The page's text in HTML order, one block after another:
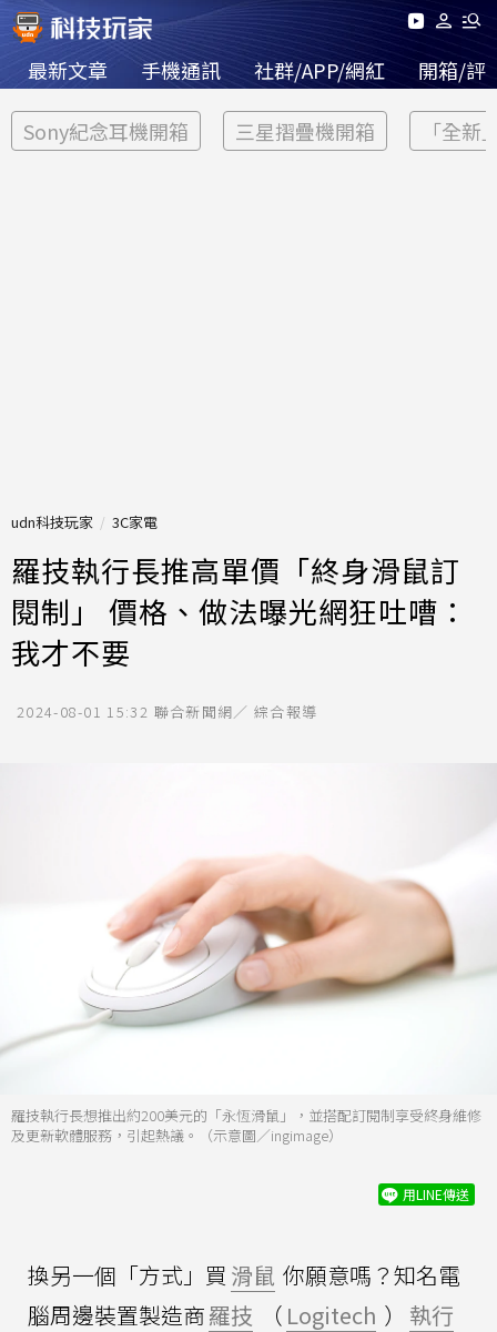
最新文章 手機通訊 社群/APP/網紅 開箱/評
Sony紀念耳機開箱 三星摺疊機開箱 「全新
udn科技玩家 3C家電
羅技執行長推高單價「終身滑鼠訂
閱制」 價格、做法曝光網狂吐嘈：
我才不要
2024-08-01 15:32 聯合新聞網／ 綜合報導
羅技執行長想推出約200美元的「永恆滑鼠」，並搭配訂閱制享受終身維修
及更新軟體服務，引起熱議。（示意圖／ingimage）
用LINE傳送
換另一個「方式」買 滑鼠 你願意嗎？知名電
腦周邊裝置製造商羅技 （ Logitech ）
執行